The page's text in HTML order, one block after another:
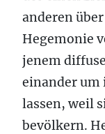
anderen
Hegemonie
jenem
einander
lassen, weil
bevölkern.